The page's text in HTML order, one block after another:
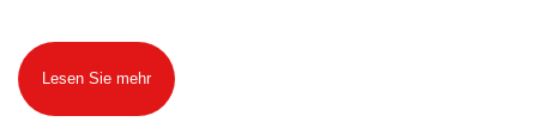
Lesen Sie mehr